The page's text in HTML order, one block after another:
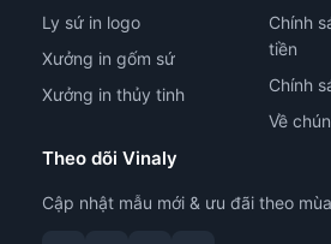
Ly sứ in logo
Xưởng in gốm sứ
Xưởng in thủy tinh
Chính
tiền
Chính
Về
Theo dõi Vinaly
Cập nhật mẫu mới & ưu đãi theo